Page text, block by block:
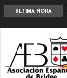
ÚLTIMA HORA